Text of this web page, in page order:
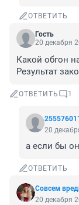
ОТВЕТИТЬ
Гость
20 декабря
Какой обгон
Результат
ОТВЕТИТЬ 1
255576011
20
а если бы
ОТВЕТИТЬ
Совсем
20 декабря